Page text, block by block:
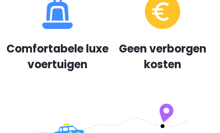
Comfortabele luxe
voertuigen
Geen verborgen
kosten